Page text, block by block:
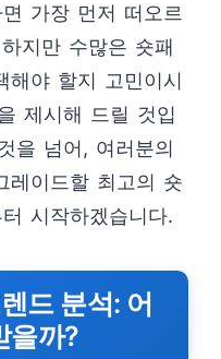
가장 먼저 떠오르
지만 수많은 숏패
해야 할지 고민이시
제시해 드릴 것입
을 넘어, 여러분의
레이드할 최고의 숏
시작하겠습니다.
드 분석: 어
을까?